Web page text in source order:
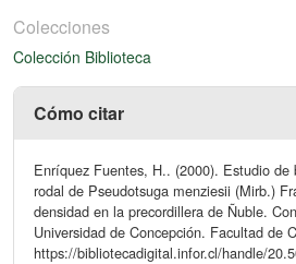
Colecciones
Colección Biblioteca
Cómo citar
Enríquez Fuentes, H.. (2000). Estudio de
rodal de Pseudotsuga menziesii (Mirb.)
densidad en la precordillera de Ñuble.
Universidad de Concepción. Facultad de
https://bibliotecadigital.infor.cl/handle/